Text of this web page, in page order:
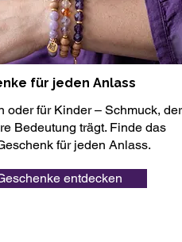
für jeden Anlass
oder für Kinder – Schmuck, der
Bedeutung trägt. Finde das
für jeden Anlass.
entdecken